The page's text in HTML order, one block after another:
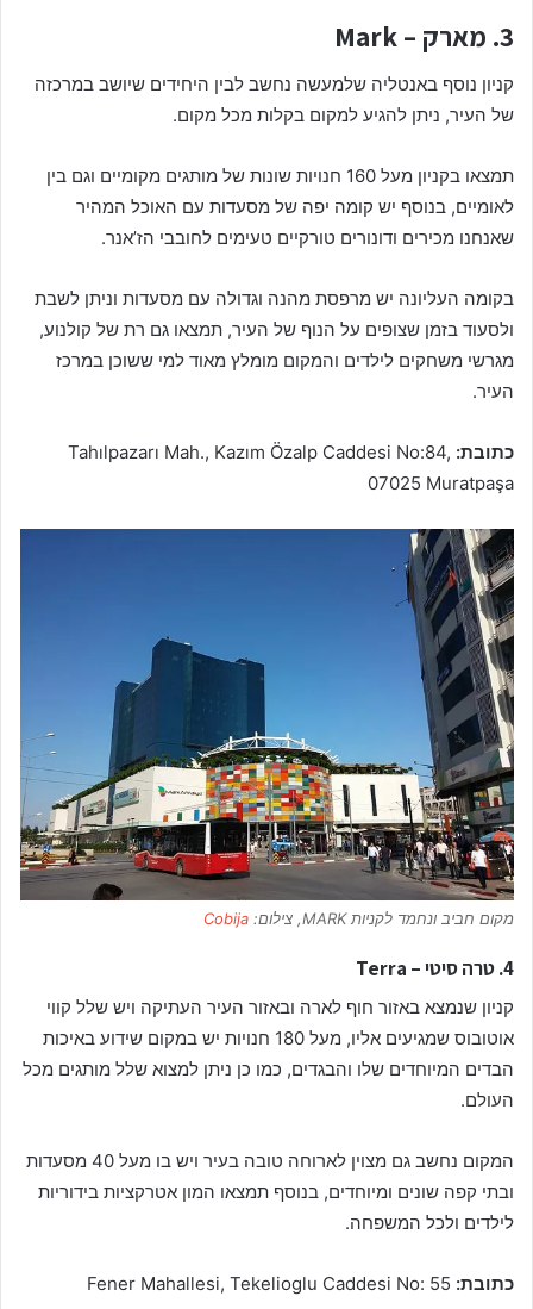
3. מארק – Mark
קניון נוסף באנטליה שלמעשה נחשב לבין היחידים שיושב במרכזה
של העיר, ניתן להגיע למקום בקלות מכל מקום.
תמצאו בקניון מעל 160 חנויות שונות של מותגים מקומיים וגם בין
לאומיים, בנוסף יש קומה יפה של מסעדות עם האוכל המהיר
שאנחנו מכירים ודונורים טורקיים טעימים לחובבי הז’אנר.
בקומה העליונה יש מרפסת מהנה וגדולה עם מסעדות וניתן לשבת
ולסעוד בזמן שצופים על הנוף של העיר, תמצאו גם רת של קולנוע,
מגרשי משחקים לילדים והמקום מומלץ מאוד למי ששוכן במרכז
העיר.
כתובת: Tahılpazarı Mah., Kazım Özalp Caddesi No:84,
07025 Muratpaşa
מקום חביב ונחמד לקניות MARK, צילום: Cobija
4. טרה סיטי – Terra
קניון שנמצא באזור חוף לארה ובאזור העיר העתיקה ויש שלל קווי
אוטובוס שמגיעים אליו, מעל 180 חנויות יש במקום שידוע באיכות
הבדים המיוחדים שלו והבגדים, כמו כן ניתן למצוא שלל מותגים מכל
העולם.
המקום נחשב גם מצוין לארוחה טובה בעיר ויש בו מעל 40 מסעדות
ובתי קפה שונים ומיוחדים, בנוסף תמצאו המון אטרקציות בידוריות
לילדים ולכל המשפחה.
כתובת: